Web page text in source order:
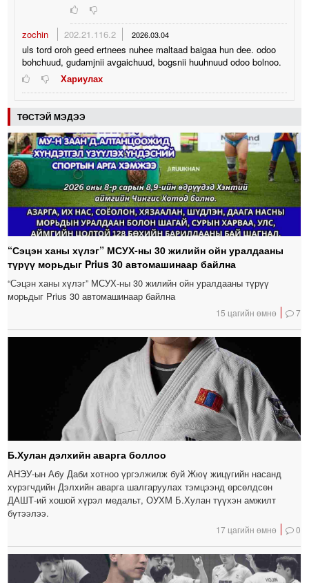
zochin 202.21.116.2 2026.03.04
uls tord oroh geed ertnees nuhee maltaad baigaa hun dee. odoo
bohchuud, gudamjnii avgaichuud, bogsnii huuhnuud odoo bolnoo.
Хариулах
ТӨСТЭЙ МЭДЭЭ
“Сэцэн ханы хүлэг” МСУХ-ны 30 жилийн ойн уралдааны
түрүү морьдыг Prius 30 автомашинаар байлна
“Сэцэн ханы хүлэг” МСУХ-ны 30 жилийн ойн уралдааны түрүү
морьдыг Prius 30 автомашинаар байлна
15 цагийн өмнө 7
Б.Хулан дэлхийн аварга боллоо
АНЭУ-ын Абу Даби хотноо үргэлжилж буй Жюү жицүгийн насанд
хүрэгчдийн Дэлхийн аварга шалгаруулах тэмцээнд өрсөлдсөн
ДАШТ-ий хошой хүрэл медальт, ОУХМ Б.Хулан түүхэн амжилт
бүтээлээ.
17 цагийн өмнө 0